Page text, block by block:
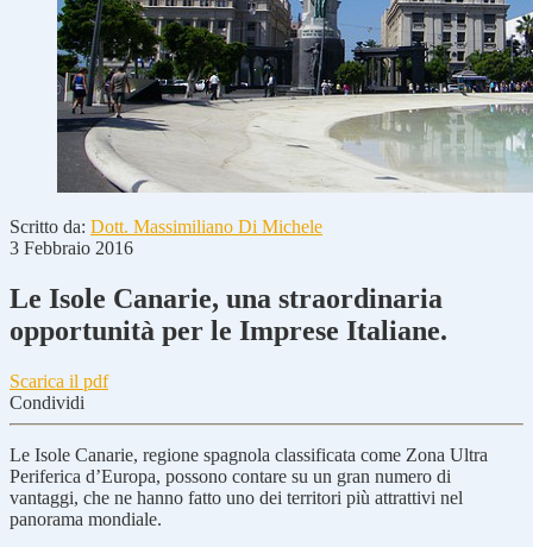
Scritto da: Dott. Massimiliano Di Michele
3 Febbraio 2016
Le Isole Canarie, una straordinaria
opportunità per le Imprese Italiane.
Scarica il pdf
Condividi
Le Isole Canarie, regione spagnola classificata come Zona Ultra
Periferica d’Europa, possono contare su un gran numero di
vantaggi, che ne hanno fatto uno dei territori più attrattivi nel
panorama mondiale.